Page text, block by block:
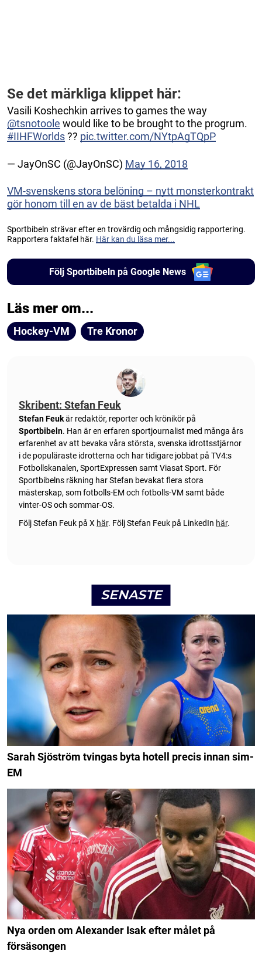
Se det märkliga klippet här:
Vasili Koshechkin arrives to games the way
@tsnotoole would like to be brought to the progrum.
#IIHFWorlds?? pic.twitter.com/NYtpAgTQpP
— JayOnSC (@JayOnSC) May 16, 2018
VM-svenskens stora belöning – nytt monsterkontrakt
gör honom till en av de bäst betalda i NHL
Sportbibeln strävar efter en trovärdig och mångsidig rapportering.
Rapportera faktafel här. Här kan du läsa mer...
Följ Sportbibeln på Google News
Läs mer om...
Hockey-VM Tre Kronor
Skribent: Stefan Feuk
Stefan Feukär redaktör, reporter och krönikör på
Sportbibeln. Han är en erfaren sportjournalist med många års
erfarenhet av att bevaka våra största, svenska idrottsstjärnor
i de populäraste idrotterna och har tidigare jobbat på TV4:s
Fotbollskanalen, SportExpressen samt Viasat Sport. För
Sportbibelns räkning har Stefan bevakat flera stora
mästerskap, som fotbolls-EM och fotbolls-VM samt både
vinter-OS och sommar-OS.
Följ Stefan Feuk på X här. Följ Stefan Feuk på LinkedIn här.
SENASTE
Sarah Sjöström tvingas byta hotell precis innan sim-
EM
Nya orden om Alexander Isak efter målet på
försäsongen